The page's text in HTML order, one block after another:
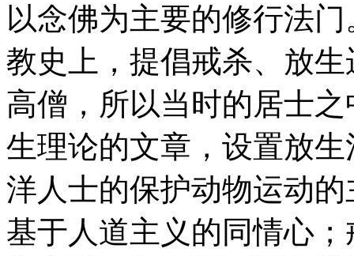
以念佛为主要的修行法
教史上，提倡戒杀、放
高僧，所以当时的居士
生理论的文章，设置放
洋人士的保护动物运动
基于人道主义的同情心